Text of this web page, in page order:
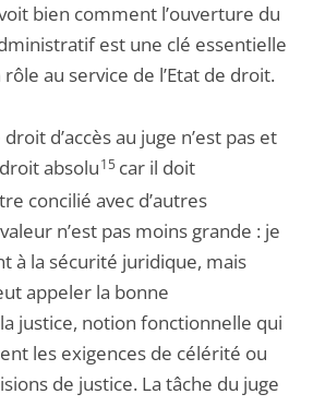
bien comment l’ouverture du
est une clé essentielle
au service de l’Etat de droit.
d’accès au juge n’est pas et
absolu15car il doit
concilié avec d’autres
n’est pas moins grande : je
à la sécurité juridique, mais
appeler la bonne
justice, notion fonctionnelle qui
les exigences de célérité ou
de justice. La tâche du juge